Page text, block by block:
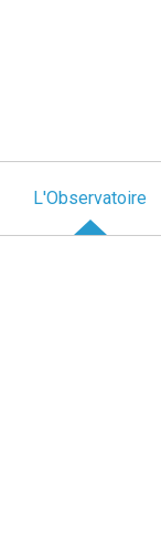
L'Observatoire